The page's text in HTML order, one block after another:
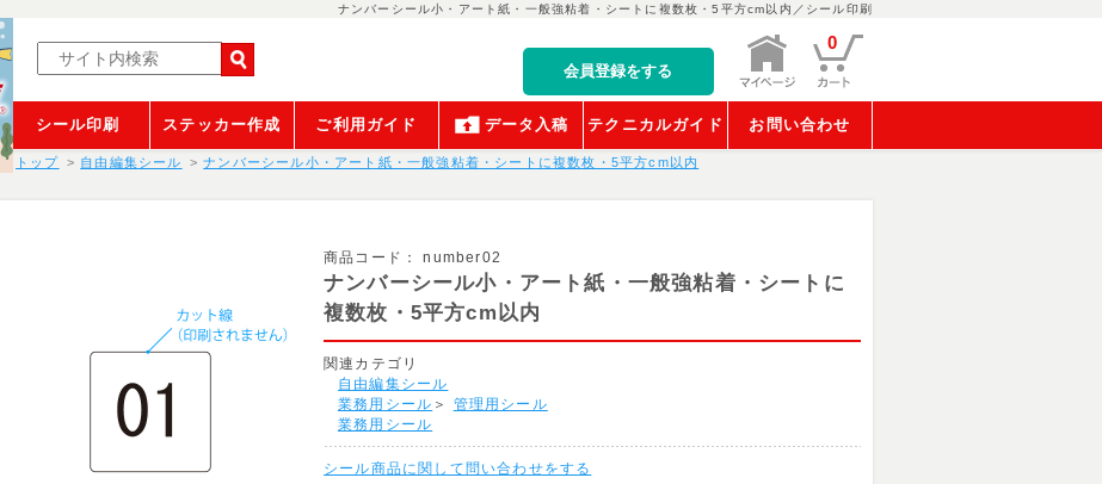
ナンバーシール小・アート紙・一般強粘着・シートに複数枚・5平方cm以内／シール印刷
会員登録をする
0
シール印刷 ステッカー作成 ご利用ガイド データ入稿 テクニカルガイド お問い合わせ
トップ 自由編集シール ナンバーシール小・アート紙・一般強粘着・シートに複数枚・5平方cm以内
商品コード： number02
ナンバーシール小・アート紙・一般強粘着・シートに
複数枚・5平方cm以内
関連カテゴリ
自由編集シール
業務用シール ＞
管理用シール
業務用シール
シール商品に関して問い合わせをする